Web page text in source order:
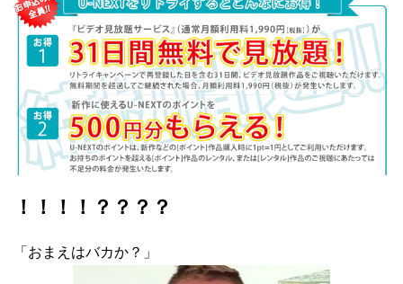
！！！！？？？？
「おまえはバカか？」